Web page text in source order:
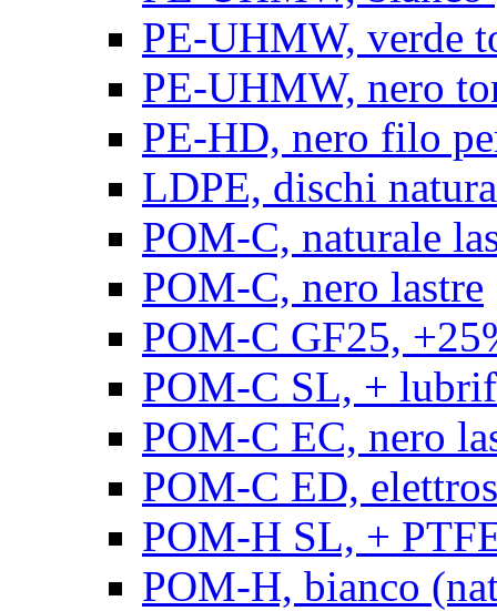
PE-UHMW, verde
PE-UHMW, nero
PE-HD, nero filo
LDPE, dischi
POM-C, naturale
POM-C, nero lastre
POM-C GF25,
POM-C SL, +
POM-C EC, nero
POM-C ED,
POM-H SL, +
POM-H, bianco